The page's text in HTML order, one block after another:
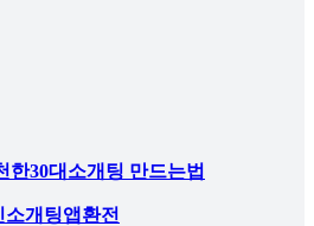
한30대소개팅 만드는법
개팅앱환전